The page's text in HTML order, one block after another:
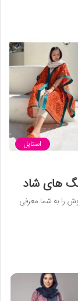
استایل
را به شما معرفی